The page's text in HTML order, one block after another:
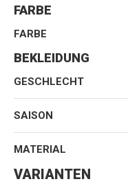
FARBE
FARBE
BEKLEIDUNG
GESCHLECHT
SAISON
MATERIAL
VARIANTEN